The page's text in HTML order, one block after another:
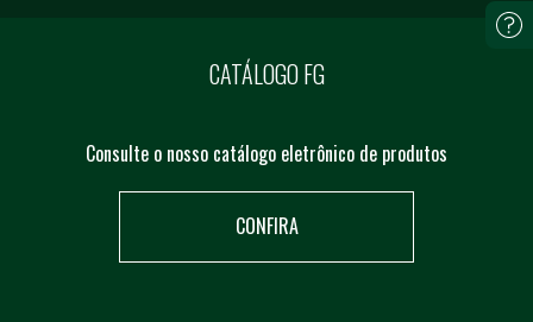
CATÁLOGO FG
Consulte o nosso catálogo eletrônico de produtos
CONFIRA